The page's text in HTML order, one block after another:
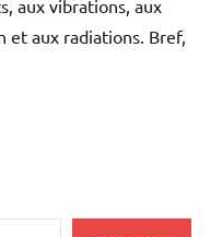
aux vibrations, aux
et aux radiations. Bref,